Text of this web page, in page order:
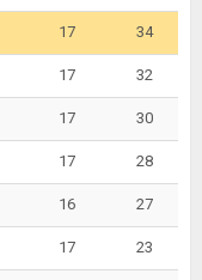
17 34
17 32
17 30
17 28
16 27
17 23